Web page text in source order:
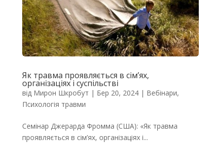
Як травма проявляється в сім’ях,
організаціях і суспільстві
від Мирон Шкробут | Бер 20, 2024| Вебінари,
Психологія травми
Семінар Джерарда Фромма (США): «Як травма
проявляється в сім’ях, організаціях і...